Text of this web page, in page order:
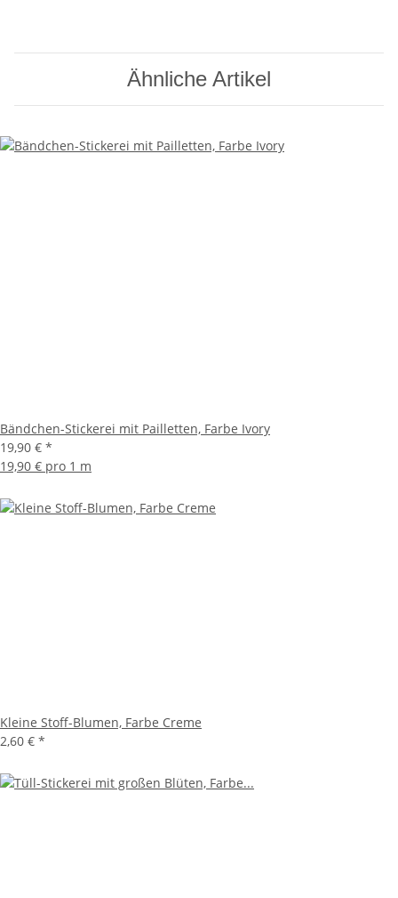
Ähnliche Artikel
Bändchen-Stickerei mit Pailletten, Farbe Ivory
19,90 € *
19,90 € pro 1 m
Kleine Stoff-Blumen, Farbe Creme
2,60 € *